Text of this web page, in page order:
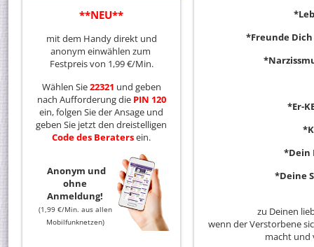
**NEU**
mit dem Handy direkt und
anonym einwählen zum
Festpreis von 1,99 €/Min.
Wählen Sie22321 und geben
nach Aufforderung die PIN 120
ein, folgen Sie der Ansage und
geben Sie jetzt den dreistelligen
Codedes Beratersein.
Anonym und
ohne
Anmeldung!
(1,99 €/Min. aus allen
Mobilfunknetzen)
*Freunde
*Er-
*Dein
*Deine
zu Deinen
wenn der Verstorbene
macht und